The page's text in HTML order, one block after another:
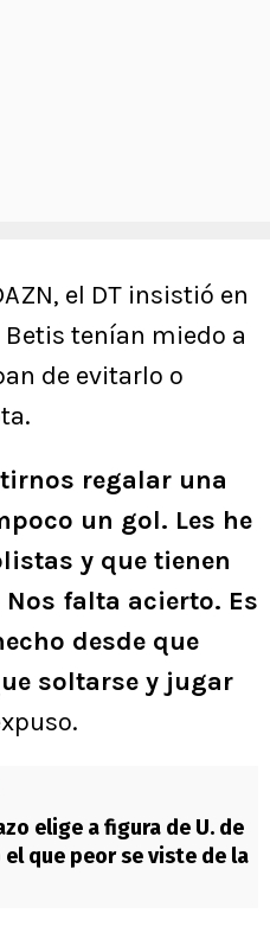
el DT insistió en
tenían miedo a
de evitarlo o
regalar una
un gol. Les he
y que tienen
falta acierto. Es
desde que
soltarse y jugar
elige a figura de U. de
el que peor se viste de la